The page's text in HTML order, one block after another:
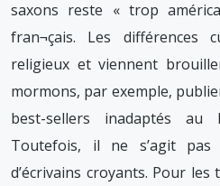
saxons reste « trop
fran¬çais. Les différences
religieux et viennent
mormons, par exemple,
best-sellers inadaptés au
Toutefois, il ne s’agit
d’écrivains croyants. Pour